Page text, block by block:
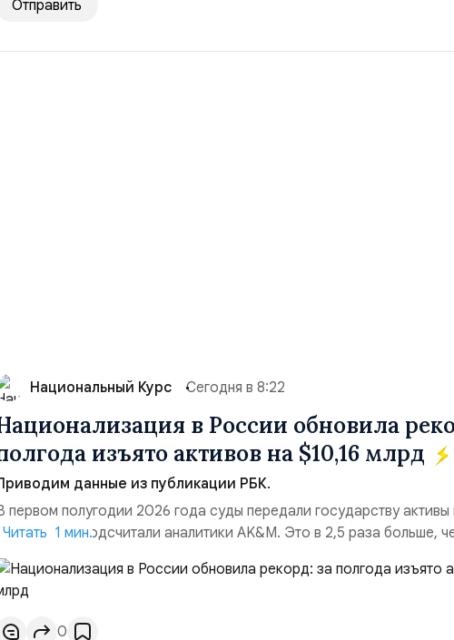
Отправить
Национальный Курс Сегодня в 8:22
в России обновила
изъято активов на $10,16 млрд
данные из публикации РБК.
первом полугодии 2026 года суды передали государству
$10,16 млрд, подсчитали аналитики AK&M. Это в 2,5 раза больше,
2025 года ($3,95 млрд). Всего зафиксировано 15
которые обеспечили 42,2% денежного объёма всего
и поглощений. Крупнейшей ...
Читать 1 мин.
0